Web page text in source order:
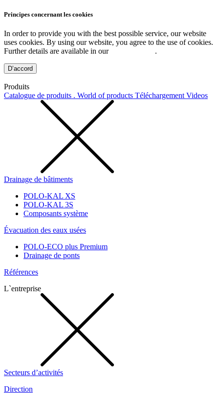
Principes concernant les cookies
In order to provide you with the best possible service, our website
uses cookies. By using our website, you agree to the use of cookies.
Further details are available in our
.
D’accord
Produits
Catalogue de produits . World of products Téléchargement Videos
Drainage de bâtiments
POLO-KAL XS
POLO-KAL 3S
Composants système
Évacuation des eaux usées
POLO-ECO plus Premium
Drainage de ponts
Références
L`entreprise
Secteurs d’activités
Direction